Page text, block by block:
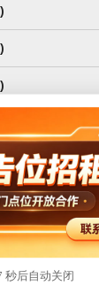
军赛(3)
(3)
(1)
秒后自动关闭